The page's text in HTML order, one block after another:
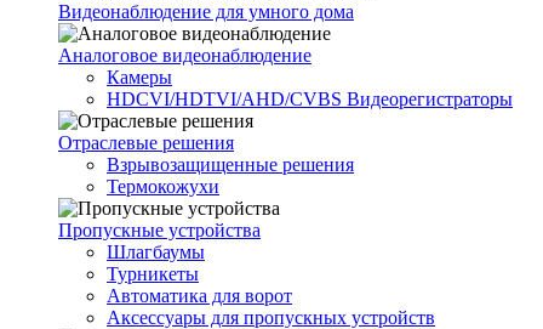
Видеонаблюдение для умного дома
Аналоговое видеонаблюдение
Камеры
HDCVI/HDTVI/AHD/CVBS Видеорегистраторы
Отраслевые решения
Взрывозащищенные решения
Термокожухи
Пропускные устройства
Шлагбаумы
Турникеты
Автоматика для ворот
Аксессуары для пропускных устройств